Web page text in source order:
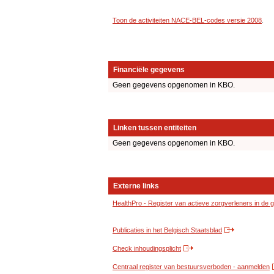
Toon de activiteiten NACE-BEL-codes versie 2008
Financiële gegevens
Geen gegevens opgenomen in KBO.
Linken tussen entiteiten
Geen gegevens opgenomen in KBO.
Externe links
HealthPro - Register van actieve zorgverleners in de
Publicaties in het Belgisch Staatsblad
Check inhoudingsplicht
Centraal register van bestuursverboden - aanmelden